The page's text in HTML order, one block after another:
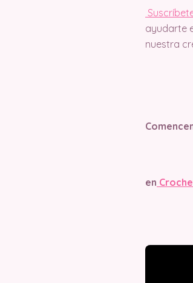
ayudarte
nuestra
en